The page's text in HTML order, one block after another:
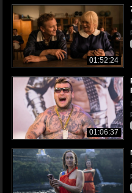
01:52:24
01:06:37